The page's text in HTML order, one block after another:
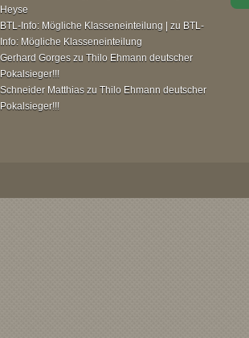
Heyse
BTL-Info: Mögliche Klasseneinteilung | zu BTL-
Info: Mögliche Klasseneinteilung
Gerhard Gorges zu Thilo Ehmann deutscher
Pokalsieger!!!
Schneider Matthias zu Thilo Ehmann deutscher
Pokalsieger!!!